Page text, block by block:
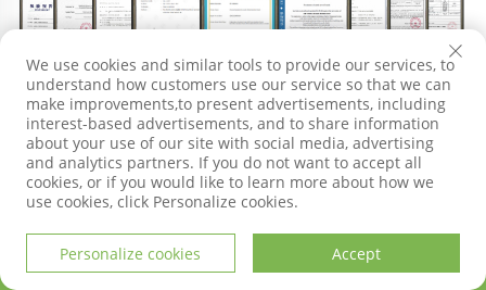
BİZİMLE İLETİŞİME GEÇİN
We use cookies and similar tools to provide our services, to
understand how customers use our service so that we can
make improvements,to present advertisements, including
interest-based advertisements, and to share information
about your use of our site with social media, advertising
and analytics partners. If you do not want to accept all
cookies, or if you would like to learn more about how we
use cookies, click Personalize cookies.
Personalize cookies Accept